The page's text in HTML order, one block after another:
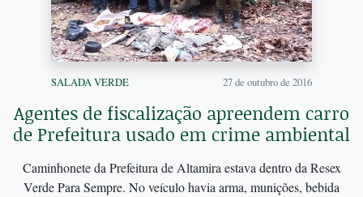
SALADA VERDE 27 de outubro de 2016
Agentes de fiscalização apreendem carro
de Prefeitura usado em crime ambiental
Caminhonete da Prefeitura de Altamira estava dentro da Resex
Verde Para Sempre. No veículo havia arma, munições, bebida